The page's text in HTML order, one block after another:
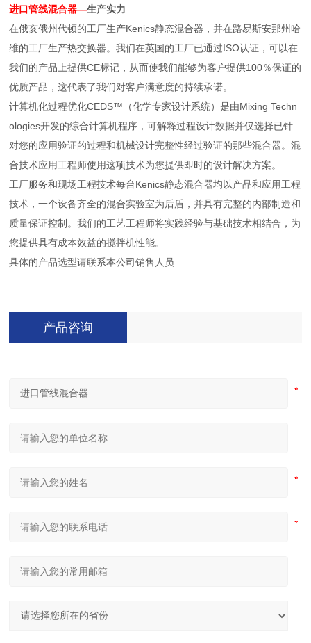
进口管线混合器—生产实力
在俄亥俄州代顿的工厂生产Kenics静态混合器，并在路易斯安那州哈
维的工厂生产热交换器。我们在英国的工厂已通过ISO认证，可以在
我们的产品上提供CE标记，从而使我们能够为客户提供100％保证的
优质产品，这代表了我们对客户满意度的持续承诺。
计算机化过程优化CEDS™（化学专家设计系统）是由Mixing Techn
ologies开发的综合计算机程序，可解释过程设计数据并仅选择已针
对您的应用验证的过程和机械设计完整性经过验证的那些混合器。混
合技术应用工程师使用这项技术为您提供即时的设计解决方案。
工厂服务和现场工程技术每台Kenics静态混合器均以产品和应用工程
技术，一个设备齐全的混合实验室为后盾，并具有完整的内部制造和
质量保证控制。我们的工艺工程师将实践经验与基础技术相结合，为
您提供具有成本效益的搅拌机性能。
具体的产品选型请联系本公司销售人员
产品咨询